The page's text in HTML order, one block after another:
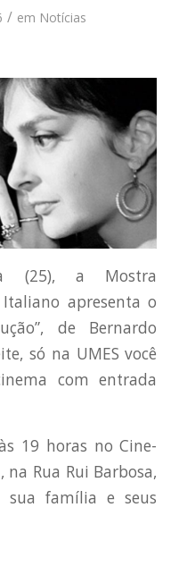
/ em Notícias
(25), a Mostra
apresenta o
de Bernardo
só na UMES você
com entrada
19 horas no Cine-
Rua Rui Barbosa,
sua família e seus